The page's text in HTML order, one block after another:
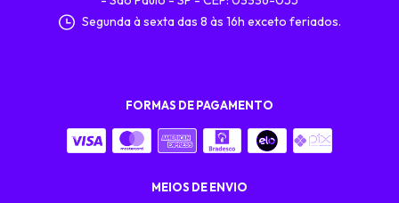
Segunda à sexta das 8 às 16h exceto feriados.
FORMAS DE PAGAMENTO
MEIOS DE ENVIO